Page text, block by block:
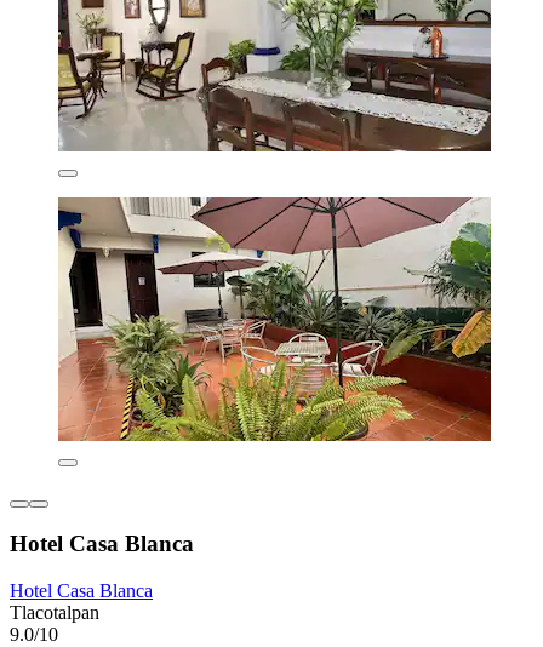
Hotel Casa Blanca
Hotel Casa Blanca
Tlacotalpan
9.0/10